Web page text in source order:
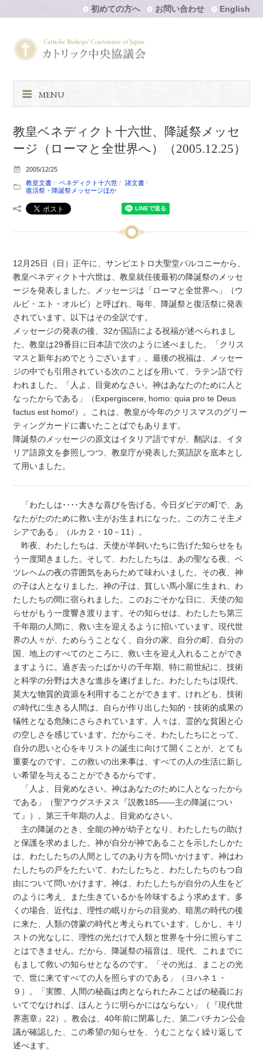
初めての方へ お問い合わせ English
MENU
教皇ベネディクト十六世、降誕祭メッセ
ージ（ローマと全世界へ）（2005.12.25）
2005/12/25
教皇文書
ベネディクト十六世
諸文書
復活祭・降誕祭メッセージほか
12月25日（日）正午に、サンピエトロ大聖堂バルコニーから、
教皇ベネディクト十六世は、教皇就任後最初の降誕祭のメッセ
ージを発表しました。メッセージは「ローマと全世界へ」（ウ
ルビ・エト・オルビ）と呼ばれ、毎年、降誕祭と復活祭に発表
されています。以下はその全訳です。
メッセージの発表の後、32か国語による祝福が述べられまし
た。教皇は29番目に日本語で次のように述べました。「クリス
マスと新年おめでとうございます」。最後の祝福は、メッセー
ジの中でも引用されている次のことばを用いて、ラテン語で行
われました。「人よ、目覚めなさい。神はあなたのために人と
なったからである」（Expergiscere, homo: quia pro te Deus
factus est homo!）。これは、教皇が今年のクリスマスのグリー
ティングカードに書いたことばでもあります。
降誕祭のメッセージの原文はイタリア語ですが、翻訳は、イタ
リア語原文を参照しつつ、教皇庁が発表した英語訳を底本とし
て用いました。
「わたしは････大きな喜びを告げる。今日ダビデの町で、あ
なたがたのために救い主がお生まれになった。この方こそ主メ
シアである」（ルカ２・10－11）。
昨夜、わたしたちは、天使が羊飼いたちに告げた知らせをも
う一度聞きました。そして、わたしたちは、あの聖なる夜、ベ
ツレヘムの夜の雰囲気をあらためて味わいました。その夜、神
の子は人となりました。神の子は、貧しい馬小屋に生まれ、わ
たしたちの間に宿られました。このおごそかな日に、天使の知
らせがもう一度響き渡ります。その知らせは、わたしたち第三
千年期の人間に、救い主を迎えるように招いています。現代世
界の人々が、ためらうことなく、自分の家、自分の町、自分の
国、地上のすべてのところに、救い主を迎え入れることができ
ますように。過ぎ去ったばかりの千年期、特に前世紀に、技術
と科学の分野は大きな進歩を遂げました。わたしたちは現代、
莫大な物質的資源を利用することができます。けれども、技術
の時代に生きる人間は、自らが作り出した知的・技術的成果の
犠牲となる危険にさらされています。人々は、霊的な貧困と心
の空しさを感じています。だからこそ、わたしたちにとって、
自分の思いと心をキリストの誕生に向けて開くことが、とても
重要なのです。この救いの出来事は、すべての人の生活に新し
い希望を与えることができるからです。
「人よ、目覚めなさい。神はあなたのために人となったから
である」（聖アウグスチヌス『説教185――主の降誕につい
て』）。第三千年期の人よ、目覚めなさい。
主の降誕のとき、全能の神が幼子となり、わたしたちの助け
と保護を求めました。神が自分が神であることを示したしかた
は、わたしたちの人間としてのあり方を問いかけます。神はわ
たしたちの戸をたたいて、わたしたちと、わたしたちのもつ自
由について問いかけます。神は、わたしたちが自分の人生をど
のように考え、また生きているかを吟味するよう求めます。多
くの場合、近代は、理性の眠りからの目覚め、暗黒の時代の後
に来た、人類の啓蒙の時代と考えられています。しかし、キリ
ストの光なしに、理性の光だけで人類と世界を十分に照らすこ
とはできません。だから、降誕祭の福音は、現代、これまでに
もまして救いの知らせとなるのです。「その光は、まことの光
で、世に来てすべての人を照らすのである」（ヨハネ１・
９）。「実際、人間の秘義は肉となられたみことばの秘義にお
いてでなければ、ほんとうに明らかにはならない」（『現代世
界憲章』22）。教会は、40年前に閉幕した、第二バチカン公会
議が確認した、この希望の知らせを、うむことなく繰り返して
述べます。